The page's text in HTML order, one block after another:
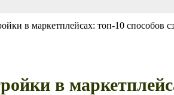
в маркетплейсах: топ-10 способов
в